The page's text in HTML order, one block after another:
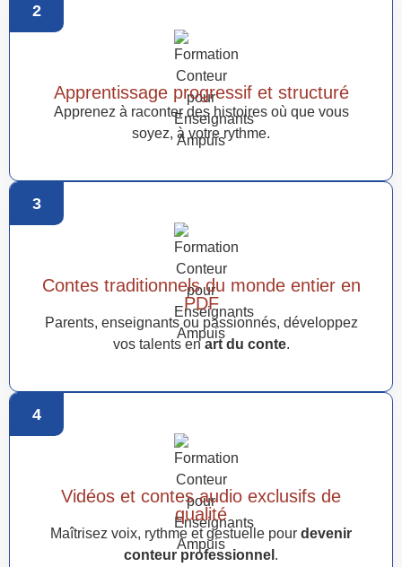
2
Apprentissage progressif et structuré
Apprenez à raconter des histoires où que vous
soyez, à votre rythme.
3
Contes traditionnels du monde entier en
PDF
Parents, enseignants ou passionnés, développez
vos talents en art du conte.
4
Vidéos et contes audio exclusifs de
qualité
Maîtrisez voix, rythme et gestuelle pour devenir
conteur professionnel .